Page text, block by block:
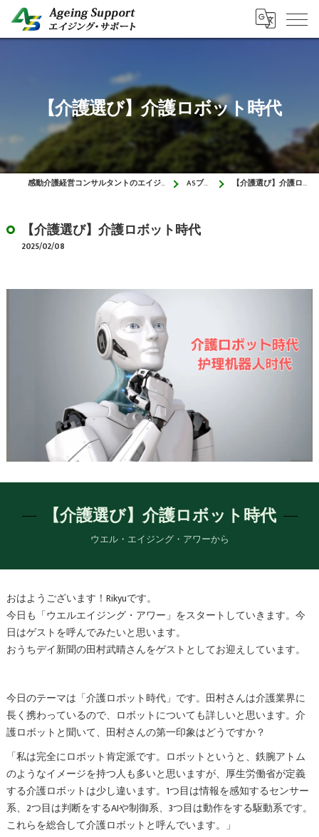
【介護選び】介護ロボット時代
感動介護経営コンサルタントのエイジング・サポート ASブログ 【介護選び】介護ロボット時代
【介護選び】介護ロボット時代
2025/02/08
【介護選び】介護ロボット時代
ウエル・エイジング・アワーから
おはようございます！Rikyuです。
今日も「ウエルエイジング・アワー」をスタートしていきます。今
日はゲストを呼んでみたいと思います。
おうちデイ新聞の田村武晴さんをゲストとしてお迎えしています。
今日のテーマは「介護ロボット時代」です。田村さんは介護業界に
長く携わっているので、ロボットについても詳しいと思います。介
護ロボットと聞いて、田村さんの第一印象はどうですか？
「私は完全にロボット肯定派です。ロボットというと、鉄腕アトム
のようなイメージを持つ人も多いと思いますが、厚生労働省が定義
する介護ロボットは少し違います。1つ目は情報を感知するセンサー
系、2つ目は判断をするAIや制御系、3つ目は動作をする駆動系です。
これらを総合して介護ロボットと呼んでいます。」